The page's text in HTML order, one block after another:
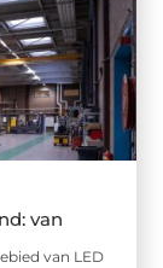
van
van LED